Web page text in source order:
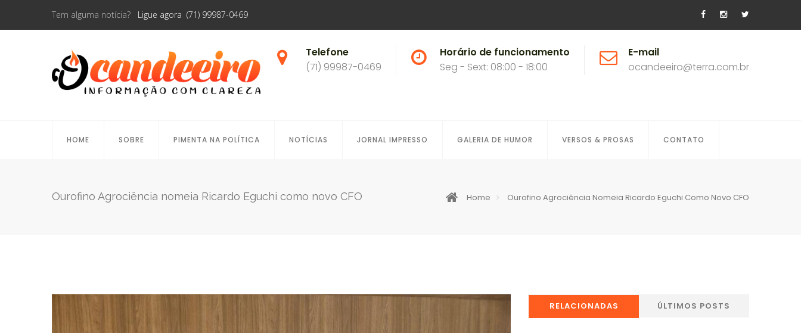
Tem alguma notícia? Ligue agora (71) 99987-0469
Telefone
(71) 99987-0469
Horário de funcionamento
Seg - Sext: 08:00 - 18:00
E-mail
ocandeeiro@terra.com.br
HOME SOBRE PIMENTA NA POLÍTICA NOTÍCIAS JORNAL IMPRESSO GALERIA DE HUMOR VERSOS & PROSAS CONTATO
Ourofino Agrociência nomeia Ricardo Eguchi como novo CFO Home Ourofino Agrociência Nomeia Ricardo Eguchi Como Novo CFO
RELACIONADAS ÚLTIMOS POSTS